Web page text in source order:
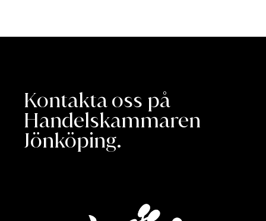
Kontakta oss på
Handelskammaren
Jönköping.